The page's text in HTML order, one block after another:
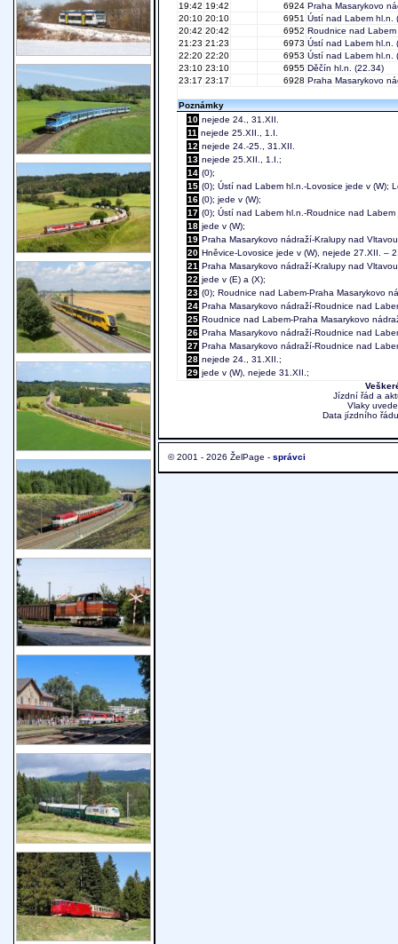
19:42 19:42 6924 Praha Masarykovo
20:10 20:10 6951 Ústí nad Labem hl.n.
20:42 20:42 6952 Roudnice nad Labem
21:23 21:23 6973 Ústí nad Labem hl.n.
22:20 22:20 6953 Ústí nad Labem hl.n.
23:10 23:10 6955 Děčín hl.n. (22.34)
23:17 23:17 6928 Praha Masarykovo
Poznámky
10 nejede 24., 31.XII.
11 nejede 25.XII., 1.I.
12 nejede 24.-25., 31.XII.
13 nejede 25.XII., 1.I.;
14 (0);
15 (0); Ústí nad Labem hl.n.-Lovosice jede v (W);
16 (0); jede v (W);
17 (0); Ústí nad Labem hl.n.-Roudnice nad Labem
18 jede v (W);
19 Praha Masarykovo nádraží-Kralupy nad
20 Hněvice-Lovosice jede v (W), nejede 27.XII. –
21 Praha Masarykovo nádraží-Kralupy nad
22 jede v (E) a (X);
23 (0); Roudnice nad Labem-Praha Masarykovo
24 Praha Masarykovo nádraží-Roudnice nad
25 Roudnice nad Labem-Praha Masarykovo
26 Praha Masarykovo nádraží-Roudnice nad
27 Praha Masarykovo nádraží-Roudnice nad
28 nejede 24., 31.XII.;
29 jede v (W), nejede 31.XII.;
Jízdní řád a
Vlaky
Data jízdního
© 2001 - 2026 ŽelPage - správci